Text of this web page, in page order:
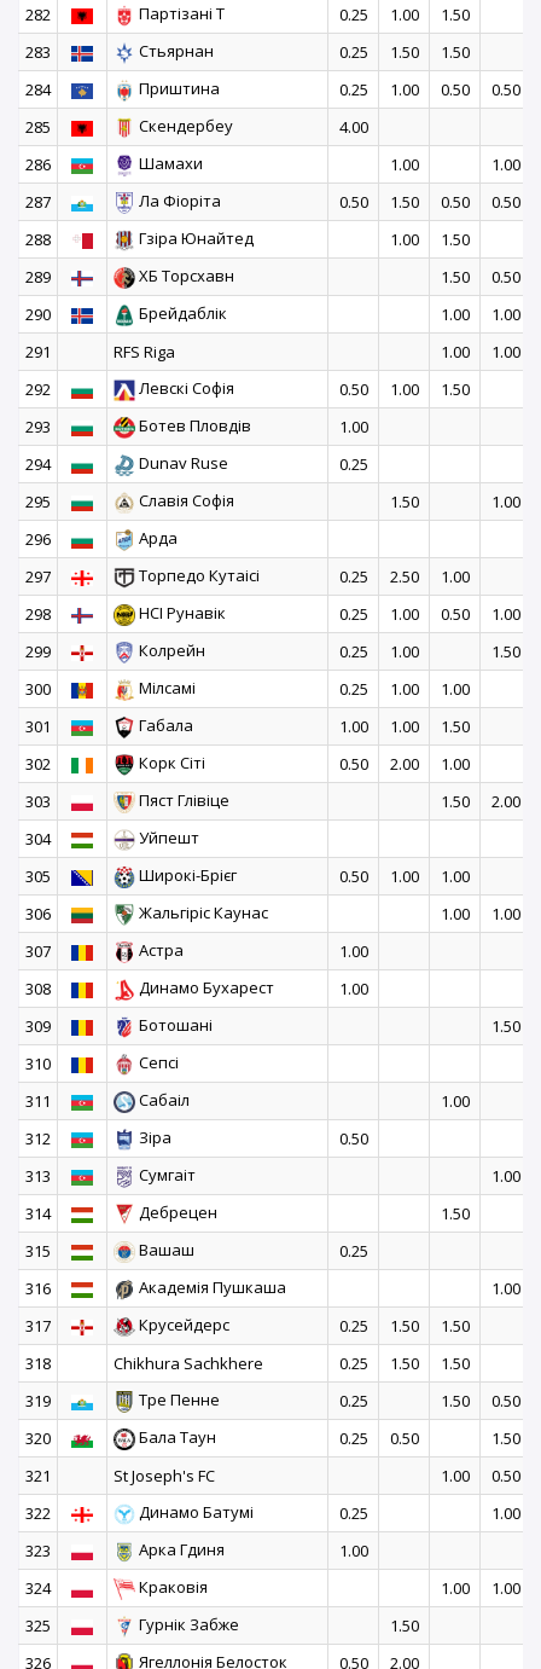
282
Партізані Т 0.25 1.00
1.50
283
Стьярнан 0.25 1.50
1.50
284
Приштина 0.25 1.00 0.50
0.50
285
Скендербеу
4.00
286
Шамахи 1.00
1.00
287
Ла Фіоріта 0.50 1.50 0.50
0.50
288
Гзіра Юнайтед 1.00
1.50
289
ХБ Торсхавн 1.50
0.50
290
Брейдаблік 1.00
1.00
291
RFS Riga 1.00
1.00
292
Левскі Софія 0.50 1.00
1.50
293
Ботев Пловдів
1.00
294
Dunav Ruse
0.25
295
Славія Софія 1.50
1.00
296
Арда
297
Торпедо Кутаісі 0.25 2.50
1.00
298
НСІ Рунавік 0.25 1.00 0.50
1.00
299
Колрейн 0.25 1.00
1.50
300
Мілсамі 0.25 1.00
1.00
301
Габала 1.00 1.00
1.50
302
Корк Сіті 0.50 2.00
1.00
303
Пяст Глівіце 1.50
2.00
304
Уйпешт
305
Широкі-Брієг 0.50 1.00
1.00
306
Жальгіріс Каунас 1.00
1.00
307
Астра
1.00
308
Динамо Бухарест
1.00
309
Ботошані
1.50
310
Сепсі
311
Сабаіл
1.00
312
Зіра
0.50
313
Сумгаіт
1.00
314
Дебрецен
1.50
315
Вашаш
0.25
316
Академія Пушкаша
1.00
317
Крусейдерс 0.25 1.50
1.50
318
Chikhura Sachkhere 0.25 1.50
1.50
319
Тре Пенне 0.25 1.50
0.50
320
Бала Таун 0.25 0.50
1.50
321
St Joseph's FC 1.00
0.50
322
Динамо Батумі 0.25
1.00
323
Арка Гдиня
1.00
324
Краковія 1.00
1.00
325
Гурнік Забже
1.50
326
Ягеллонія Белосток 0.50 2.00